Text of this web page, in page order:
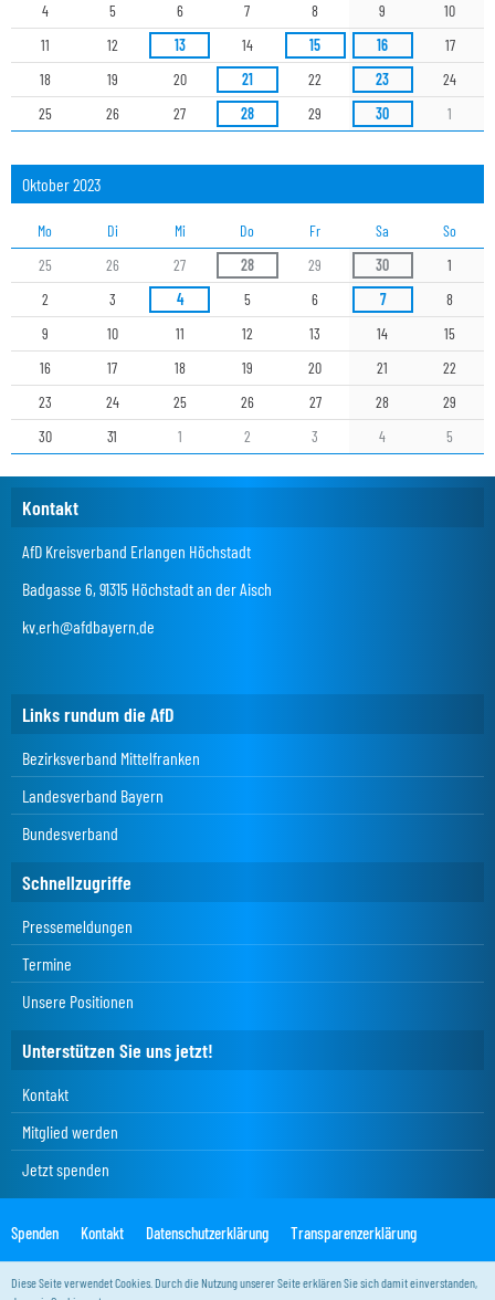
4
5 6 7 8 9
10
11
12 13 14 15 16
17
18
19 20 21 22 23
24
25
26 27 28 29 30 1
Oktober 2023
Mo Di Mi Do Fr Sa
So
25
26 27 28 29 30
1
2
3 4 5 6 7
8
9
10 11 12 13 14
15
16
17 18 19 20 21
22
23
24 25 26 27 28
29
30
31 1 2 3 4 5
Kontakt
AfD Kreisverband Erlangen Höchstadt
Badgasse 6, 91315 Höchstadt an der Aisch
kv.erh@afdbayern.de
Links rundum die AfD
Bezirksverband Mittelfranken
Landesverband Bayern
Bundesverband
Schnellzugriffe
Pressemeldungen
Termine
Unsere Positionen
Unterstützen Sie uns jetzt!
Kontakt
Mitglied werden
Jetzt spenden
Spenden Kontakt Datenschutzerklärung Transparenzerklärung
Impressum
Diese Seite verwendet Cookies. Durch die Nutzung unserer Seite erklären Sie sich damit einverstanden,